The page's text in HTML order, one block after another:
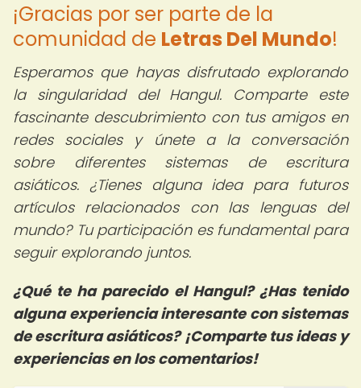
¡Gracias por ser parte de la
comunidad de Letras Del Mundo!
Esperamos que hayas disfrutado explorando
la singularidad del Hangul. Comparte este
fascinante descubrimiento con tus amigos en
redes sociales y únete a la conversación
sobre diferentes sistemas de escritura
asiáticos. ¿Tienes alguna idea para futuros
artículos relacionados con las lenguas del
mundo? Tu participación es fundamental para
seguir explorando juntos.
¿Qué te ha parecido el Hangul? ¿Has tenido
alguna experiencia interesante con sistemas
de escritura asiáticos? ¡Comparte tus ideas y
experiencias en los comentarios!